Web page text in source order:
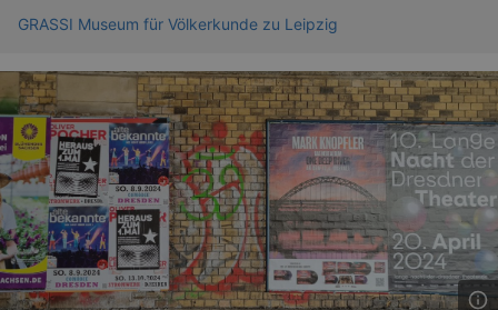
GRASSI Museum für Völkerkunde zu Leipzig